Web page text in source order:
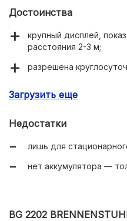
Достоинства
крупный дисплей,
расстояния 2-3 м;
разрешена
температуре -5
Загрузить еще
Недостатки
лишь для
нет аккумулятора —
BG 2202